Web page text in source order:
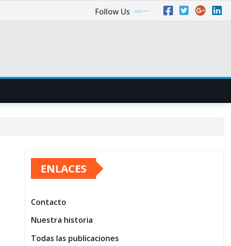
Follow Us
ENLACES
Contacto
Nuestra historia
Todas las publicaciones